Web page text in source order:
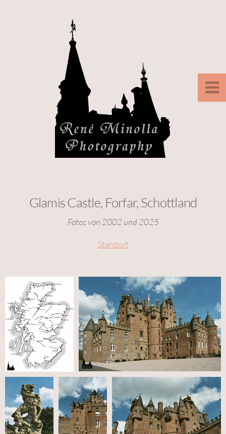
Glamis Castle, Forfar, Schottland
Fotos von 2002 und 2025
Standort